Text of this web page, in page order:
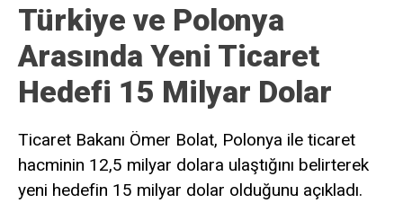
Türkiye ve Polonya
Arasında Yeni Ticaret
Hedefi 15 Milyar Dolar
Ticaret Bakanı Ömer Bolat, Polonya ile ticaret
hacminin 12,5 milyar dolara ulaştığını belirterek
yeni hedefin 15 milyar dolar olduğunu açıkladı.